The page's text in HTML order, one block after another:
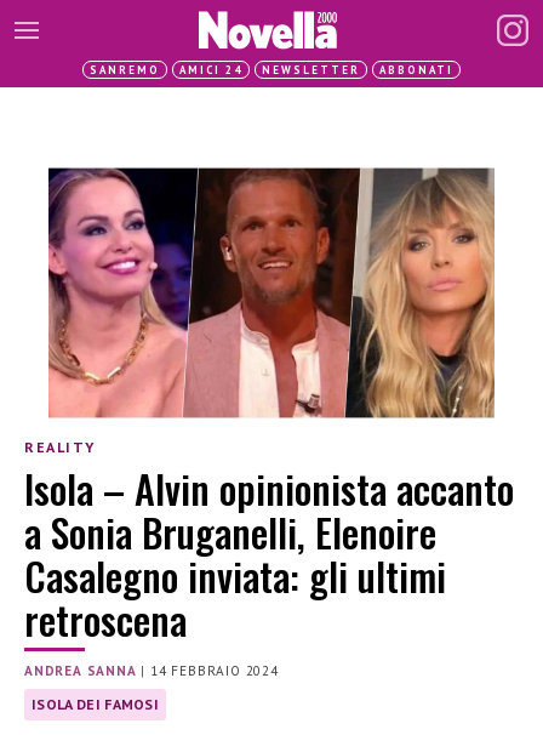
SANREMO AMICI 24 NEWSLETTER ABBONATI
REALITY
Isola – Alvin opinionista accanto
a Sonia Bruganelli, Elenoire
Casalegno inviata: gli ultimi
retroscena
ANDREA SANNA | 14 FEBBRAIO 2024
ISOLA DEI FAMOSI